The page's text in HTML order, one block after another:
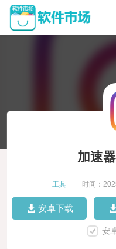
加速
工具 时间：
安卓下载
安